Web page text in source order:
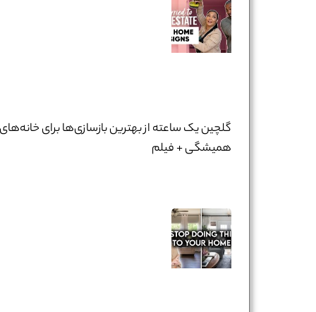
گلچین یک ساعته از بهترین بازسازی‌ها برای خانه‌های
همیشگی + فیلم